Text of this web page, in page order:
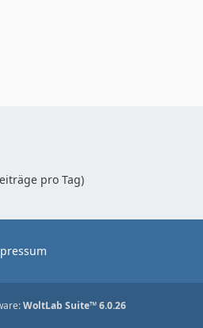
pro Tag)
WoltLab Suite™ 6.0.26